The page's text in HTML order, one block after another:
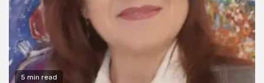
5 min read